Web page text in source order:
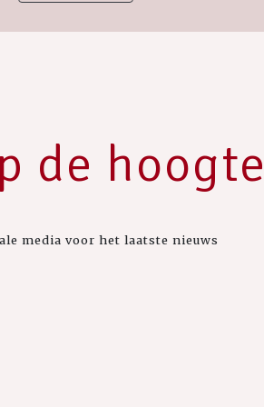
de
media voor het laatste nieuws